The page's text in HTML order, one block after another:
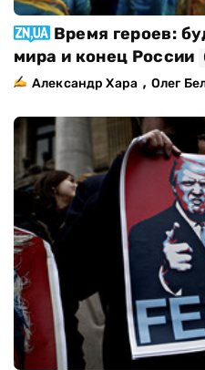
Время героев:
мира и конец России
Александр Хара , Олег